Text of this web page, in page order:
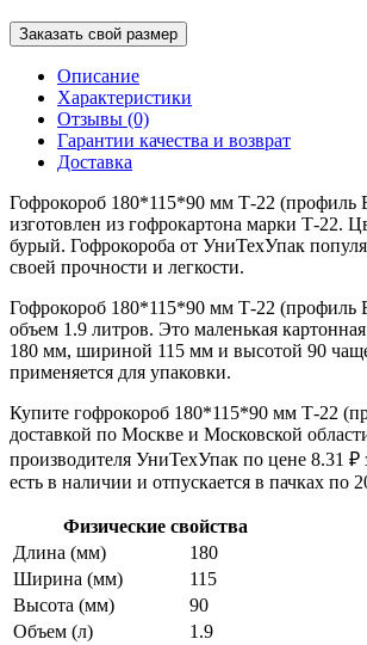
Заказать свой размер
Описание
Характеристики
Отзывы (0)
Гарантии качества и возврат
Доставка
Гофрокороб 180*115*90 мм Т-22 (профиль
изготовлен из гофрокартона марки Т-22.
бурый. Гофрокороба от УниТехУпак
своей прочности и легкости.
Гофрокороб 180*115*90 мм Т-22 (профиль
объем 1.9 литров. Это маленькая
180 мм, шириной 115 мм и высотой 90
применяется для упаковки.
Купите гофрокороб 180*115*90 мм Т-22
доставкой по Москве и Московской
производителя УниТехУпак по цене 8.31 ₽
есть в наличии и отпускается в пачках по
Физические свойства
Длина (мм)
180
Ширина (мм)
115
Высота (мм)
90
Объем (л)
1.9